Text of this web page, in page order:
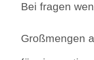
Bei fragen
Großmengen